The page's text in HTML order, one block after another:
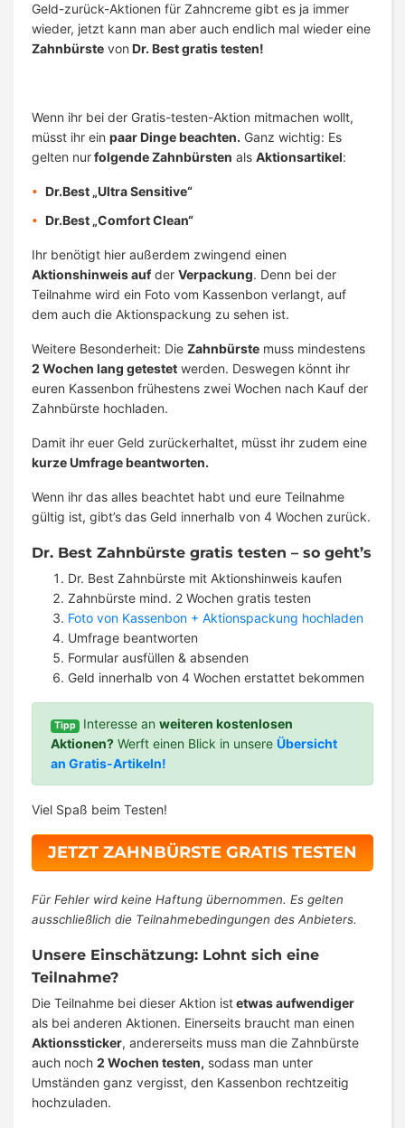
Geld-zurück-Aktionen für Zahncreme gibt es ja immer
wieder, jetzt kann man aber auch endlich mal wieder eine
Zahnbürste von Dr. Best gratis testen!
Wenn ihr bei der Gratis-testen-Aktion mitmachen wollt,
müsst ihr ein paar Dinge beachten. Ganz wichtig: Es
gelten nurfolgende Zahnbürsten als Aktionsartikel:
Dr.Best „Ultra Sensitive“
Dr.Best „Comfort Clean“
Ihr benötigt hier außerdem zwingend einen
Aktionshinweis aufder Verpackung. Denn bei der
Teilnahme wird ein Foto vom Kassenbon verlangt, auf
dem auch die Aktionspackung zu sehen ist.
Weitere Besonderheit: Die Zahnbürste muss mindestens
2 Wochen lang getestet werden. Deswegen könnt ihr
euren Kassenbon frühestens zwei Wochen nach Kauf der
Zahnbürste hochladen.
Damit ihr euer Geld zurückerhaltet, müsst ihr zudem eine
kurze Umfrage beantworten.
Wenn ihr das alles beachtet habt und eure Teilnahme
gültig ist, gibt’s das Geld innerhalb von 4 Wochen zurück.
Dr. Best Zahnbürste gratis testen – so geht’s
Dr. Best Zahnbürste mit Aktionshinweis kaufen
Zahnbürste mind. 2 Wochen gratis testen
Foto von Kassenbon + Aktionspackung hochladen
Umfrage beantworten
Formular ausfüllen & absenden
Geld innerhalb von 4 Wochen erstattet bekommen
Tipp Interesse anweiteren kostenlosen
Aktionen? Werft einen Blick in unsere Übersicht
an Gratis-Artikeln!
Viel Spaß beim Testen!
JETZT ZAHNBÜRSTE GRATIS TESTEN
Für Fehler wird keine Haftung übernommen. Es gelten
ausschließlich die Teilnahmebedingungen des Anbieters.
Unsere Einschätzung: Lohnt sich eine
Teilnahme?
Die Teilnahme bei dieser Aktion istetwas aufwendiger
als bei anderen Aktionen. Einerseits braucht man einen
Aktionssticker, andererseits muss man die Zahnbürste
auch noch 2 Wochen testen, sodass man unter
Umständen ganz vergisst, den Kassenbon rechtzeitig
hochzuladen.